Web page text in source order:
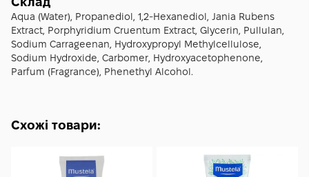
поєднується з сироваткою з гіалуроновою кислотою:
нанеси її першою, дай вбратися, після чого наклади крем.
Aqua (Water), Propanediol, 1,2-Hexanediol, Jania Rubens
Extract, Porphyridium Cruentum Extract, Glycerin, Pullulan,
Sodium Carrageenan, Hydroxypropyl Methylcellulose,
Sodium Hydroxide, Carbomer, Hydroxyacetophenone,
Parfum (Fragrance), Phenethyl Alcohol.
Схожі товари: